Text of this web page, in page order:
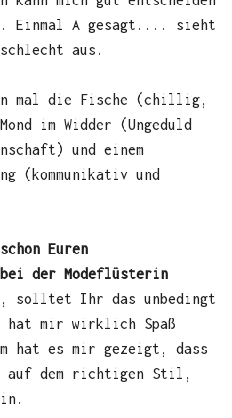
Einmal A gesagt.... sieht
aus.
mal die Fische (chillig,
im Widder (Ungeduld
und einem
(kommunikativ und
Euren
der Modeflüsterin
solltet Ihr das unbedingt
hat mir wirklich Spaß
hat es mir gezeigt, dass
auf dem richtigen Stil,